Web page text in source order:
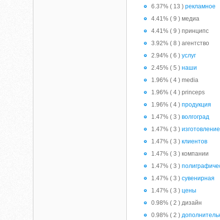
6.37% ( 13 )рекламное
4.41% ( 9 ) медиа
4.41% ( 9 ) принципс
3.92% ( 8 ) агентство
2.94% ( 6 )услуг
2.45% ( 5 )наши
1.96% ( 4 ) media
1.96% ( 4 ) princeps
1.96% ( 4 )продукция
1.47% ( 3 )волгоград
1.47% ( 3 )изготовление
1.47% ( 3 )клиентов
1.47% ( 3 ) компании
1.47% ( 3 )
1.47% ( 3 )сувенирная
1.47% ( 3 )цены
0.98% ( 2 ) дизайн
0.98% ( 2 )